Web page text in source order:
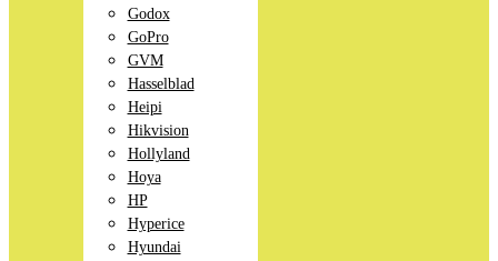
Godox
GoPro
GVM
Hasselblad
Heipi
Hikvision
Hollyland
Hoya
HP
Hyperice
Hyundai